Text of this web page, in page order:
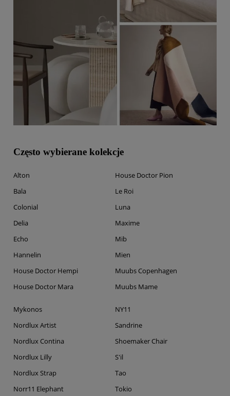
Często wybierane kolekcje
Alton
Bala
Colonial
Delia
Echo
Hannelin
House Doctor Hempi
House Doctor Mara
House Doctor Pion
Le Roi
Luna
Maxime
Mib
Mien
Muubs Copenhagen
Muubs Mame
Mykonos
Nordlux Artist
Nordlux Contina
Nordlux Lilly
Nordlux Strap
Norr11 Elephant
NY11
Sandrine
Shoemaker Chair
S'il
Tao
Tokio